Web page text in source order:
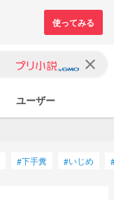
clear
ユーザー
#下手糞 #いじめ